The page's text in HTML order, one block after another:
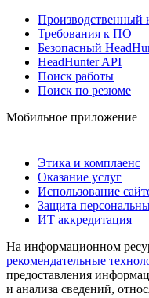
Производственный
Требования к ПО
Безопасный
HeadHunter API
Поиск работы
Поиск по резюме
Мобильное приложение
Этика и комплаенс
Оказание услуг
Использование
Защита
ИТ аккредитация
На информационном
рекомендательные
предоставления
и анализа сведений,